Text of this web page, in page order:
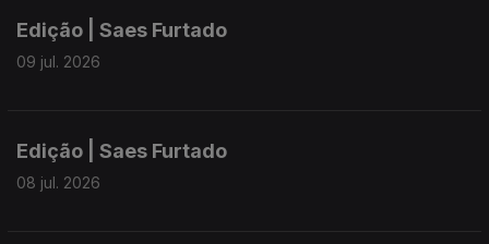
Edição | Saes Furtado
09 jul. 2026
Edição | Saes Furtado
08 jul. 2026